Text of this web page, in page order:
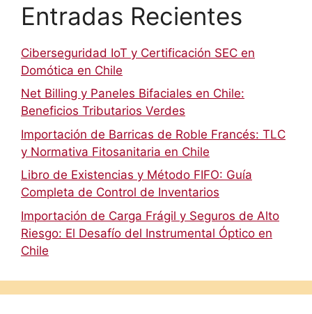
Entradas Recientes
Ciberseguridad IoT y Certificación SEC en
Domótica en Chile
Net Billing y Paneles Bifaciales en Chile:
Beneficios Tributarios Verdes
Importación de Barricas de Roble Francés: TLC
y Normativa Fitosanitaria en Chile
Libro de Existencias y Método FIFO: Guía
Completa de Control de Inventarios
Importación de Carga Frágil y Seguros de Alto
Riesgo: El Desafío del Instrumental Óptico en
Chile